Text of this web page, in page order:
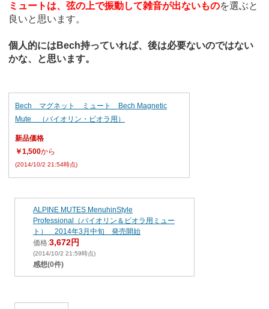
ミュートは、弦の上で振動して雑音が出ないものを選ぶと
良いと思います。
個人的にはBech持っていれば、後は必要ないのではない
かな、と思います。
Bech マグネット ミュート Bech Magnetic
Mute （バイオリン・ビオラ用）
新品価格
￥1,500から
(2014/10/2 21:54時点)
ALPINE MUTES MenuhinStyle
Professional（バイオリン＆ビオラ用ミュー
ト） 2014年3月中旬 発売開始
価格:3,672円
(2014/10/2 21:59時点)
感想(0件)